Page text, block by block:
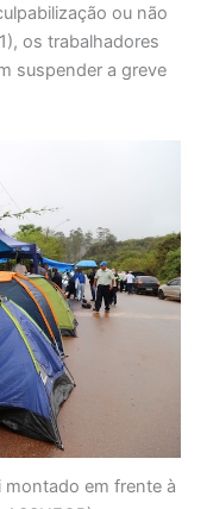
ou não
os trabalhadores
suspender a greve
em frente à